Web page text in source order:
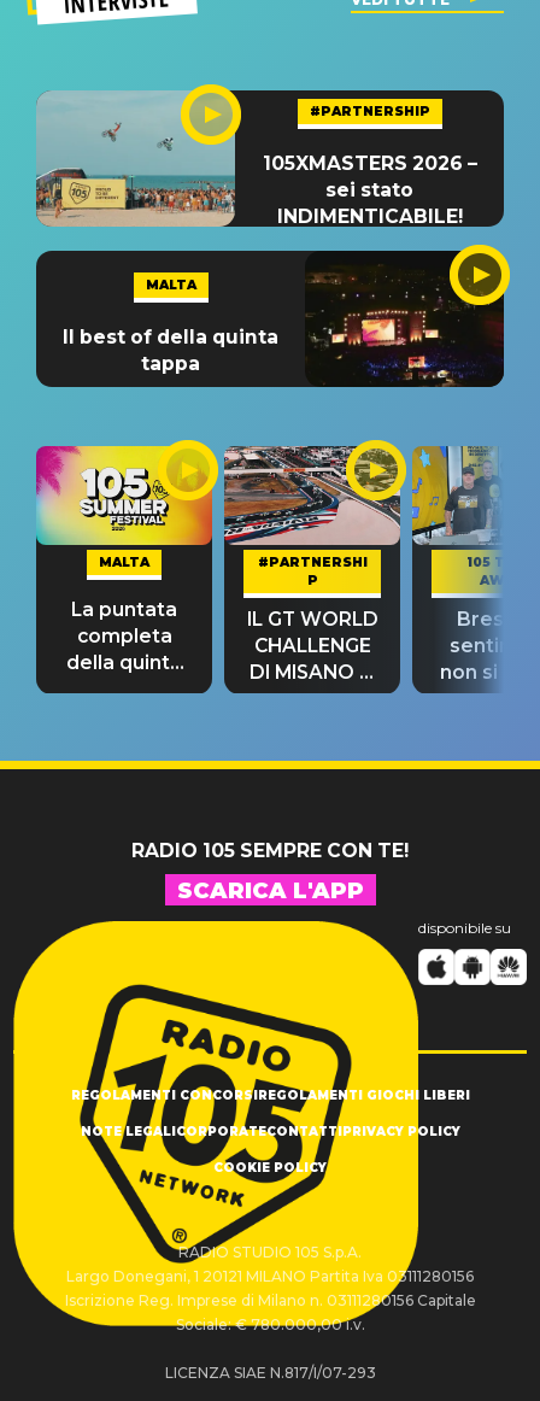
#PARTNERSHIP
105XMASTERS 2026 –
sei stato
INDIMENTICABILE!
MALTA
Il best of della quinta
tappa
MALTA
La puntata
completa
della quinta
tappa
#PARTNERSHI
P
IL GT WORLD
CHALLENGE
DI MISANO si
riconferma
105 TAKE
AWAY
Bresh:
non si
fino alla
RADIO 105 SEMPRE CON TE!
SCARICA L'APP
disponibile su
REGOLAMENTI CONCORSI REGOLAMENTI GIOCHI LIBERI
NOTE LEGALI CORPORATECONTATTI PRIVACY POLICY
COOKIE POLICY
RADIO STUDIO 105 S.p.A.
Largo Donegani, 1 20121 MILANO Partita Iva 03111280156
Iscrizione Reg. Imprese di Milano n. 03111280156 Capitale
Sociale: € 780.000,00 i.v.
LICENZA SIAE N.817/I/07-293